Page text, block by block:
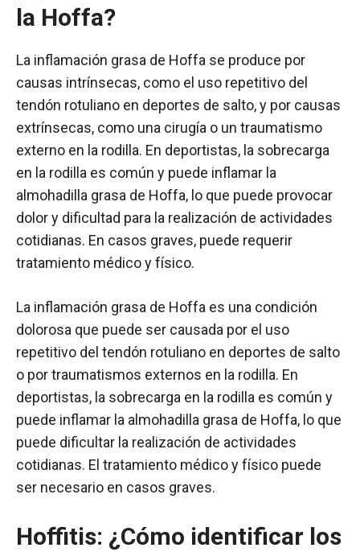
la Hoffa?
La inflamación grasa de Hoffa se produce por
causas intrínsecas, como el uso repetitivo del
tendón rotuliano en deportes de salto, y por causas
extrínsecas, como una cirugía o un traumatismo
externo en la rodilla. En deportistas, la sobrecarga
en la rodilla es común y puede inflamar la
almohadilla grasa de Hoffa, lo que puede provocar
dolor y dificultad para la realización de actividades
cotidianas. En casos graves, puede requerir
tratamiento médico y físico.
La inflamación grasa de Hoffa es una condición
dolorosa que puede ser causada por el uso
repetitivo del tendón rotuliano en deportes de salto
o por traumatismos externos en la rodilla. En
deportistas, la sobrecarga en la rodilla es común y
puede inflamar la almohadilla grasa de Hoffa, lo que
puede dificultar la realización de actividades
cotidianas. El tratamiento médico y físico puede
ser necesario en casos graves.
Hoffitis: ¿Cómo identificar los